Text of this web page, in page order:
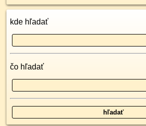
kde hľadať
čo hľadať